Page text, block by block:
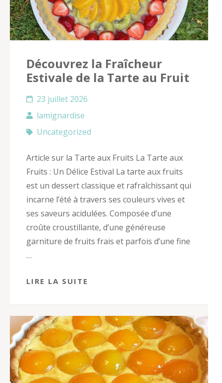
Découvrez la Fraîcheur
Estivale de la Tarte au Fruit
23 juillet 2026
lamignardise
Uncategorized
Article sur la Tarte aux Fruits La Tarte aux
Fruits : Un Délice Estival La tarte aux fruits
est un dessert classique et rafraîchissant qui
incarne l’été à travers ses couleurs vives et
ses saveurs acidulées. Composée d’une
croûte croustillante, d’une généreuse
garniture de fruits frais et parfois d’une fine
…
LIRE LA SUITE